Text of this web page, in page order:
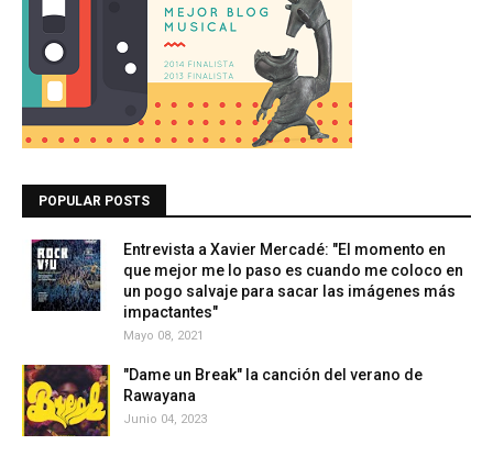
POPULAR POSTS
Entrevista a Xavier Mercadé: "El momento en
que mejor me lo paso es cuando me coloco en
un pogo salvaje para sacar las imágenes más
impactantes"
Mayo 08, 2021
"Dame un Break" la canción del verano de
Rawayana
Junio 04, 2023